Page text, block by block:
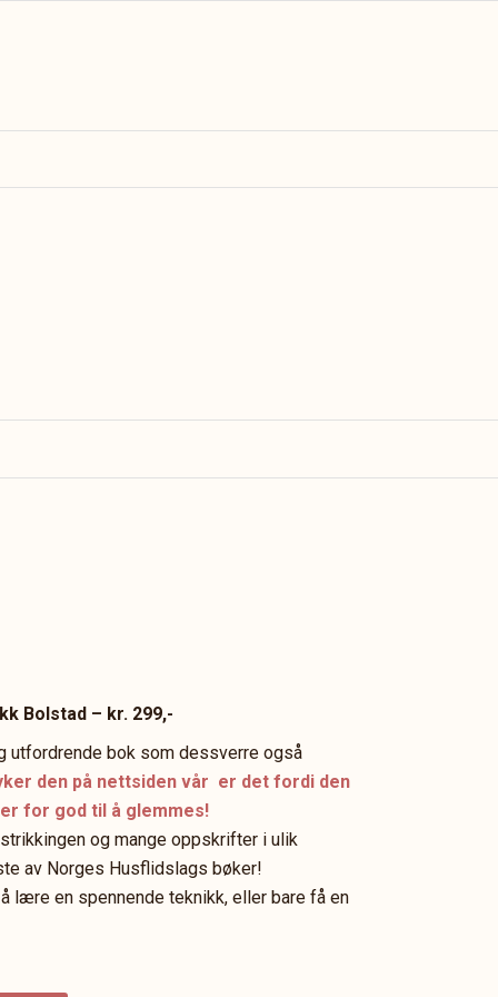
Bolstad – kr. 299,-
utfordrende bok som dessverre også
den på nettsiden vår er det fordi den
for god til å glemmes!
og mange oppskrifter i ulik
av Norges Husflidslags bøker!
lære en spennende teknikk, eller bare få en